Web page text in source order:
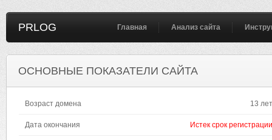
PRLOG Главная Анализ сайта
ОСНОВНЫЕ ПОКАЗАТЕЛИ САЙТА
Возраст домена 13 лет
Дата окончания Истек срок регистрации